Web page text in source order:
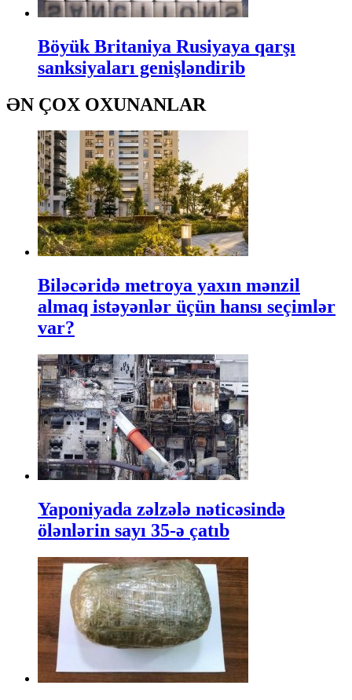
Böyük Britaniya Rusiyaya qarşı
sanksiyaları genişləndirib
ƏN ÇOX OXUNANLAR
Biləcəridə metroya yaxın mənzil
almaq istəyənlər üçün hansı seçimlər
var?
Yaponiyada zəlzələ nəticəsində
ölənlərin sayı 35-ə çatıb